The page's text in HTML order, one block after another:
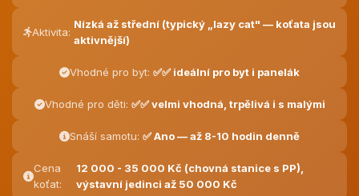
Aktivita:
Nízká až střední (typický „lazy cat" — koťata jsou
aktivnější)
Vhodné pro byt: ✅✅ ideální pro byt i panelák
Vhodné pro děti: ✅✅ velmi vhodná, trpělivá i s malými
Snáší samotu: ✅ Ano — až 8-10 hodin denně
Cena
koťat:
12 000 - 35 000 Kč (chovná stanice s PP),
výstavní jedinci až 50 000 Kč